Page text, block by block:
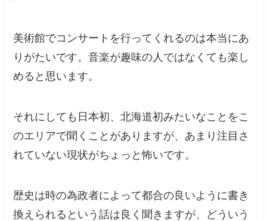
美術館でコンサートを行ってくれるのは本当にあ
りがたいです。音楽が趣味の人ではなくても楽し
めると思います。
それにしても日本初、北海道初みたいなことをこ
のエリアで聞くことがありますが、あまり注目さ
れていない現状がちょっと怖いです。
歴史は時の為政者によって都合の良いように書き
換えられるという話は良く聞きますが、どういう